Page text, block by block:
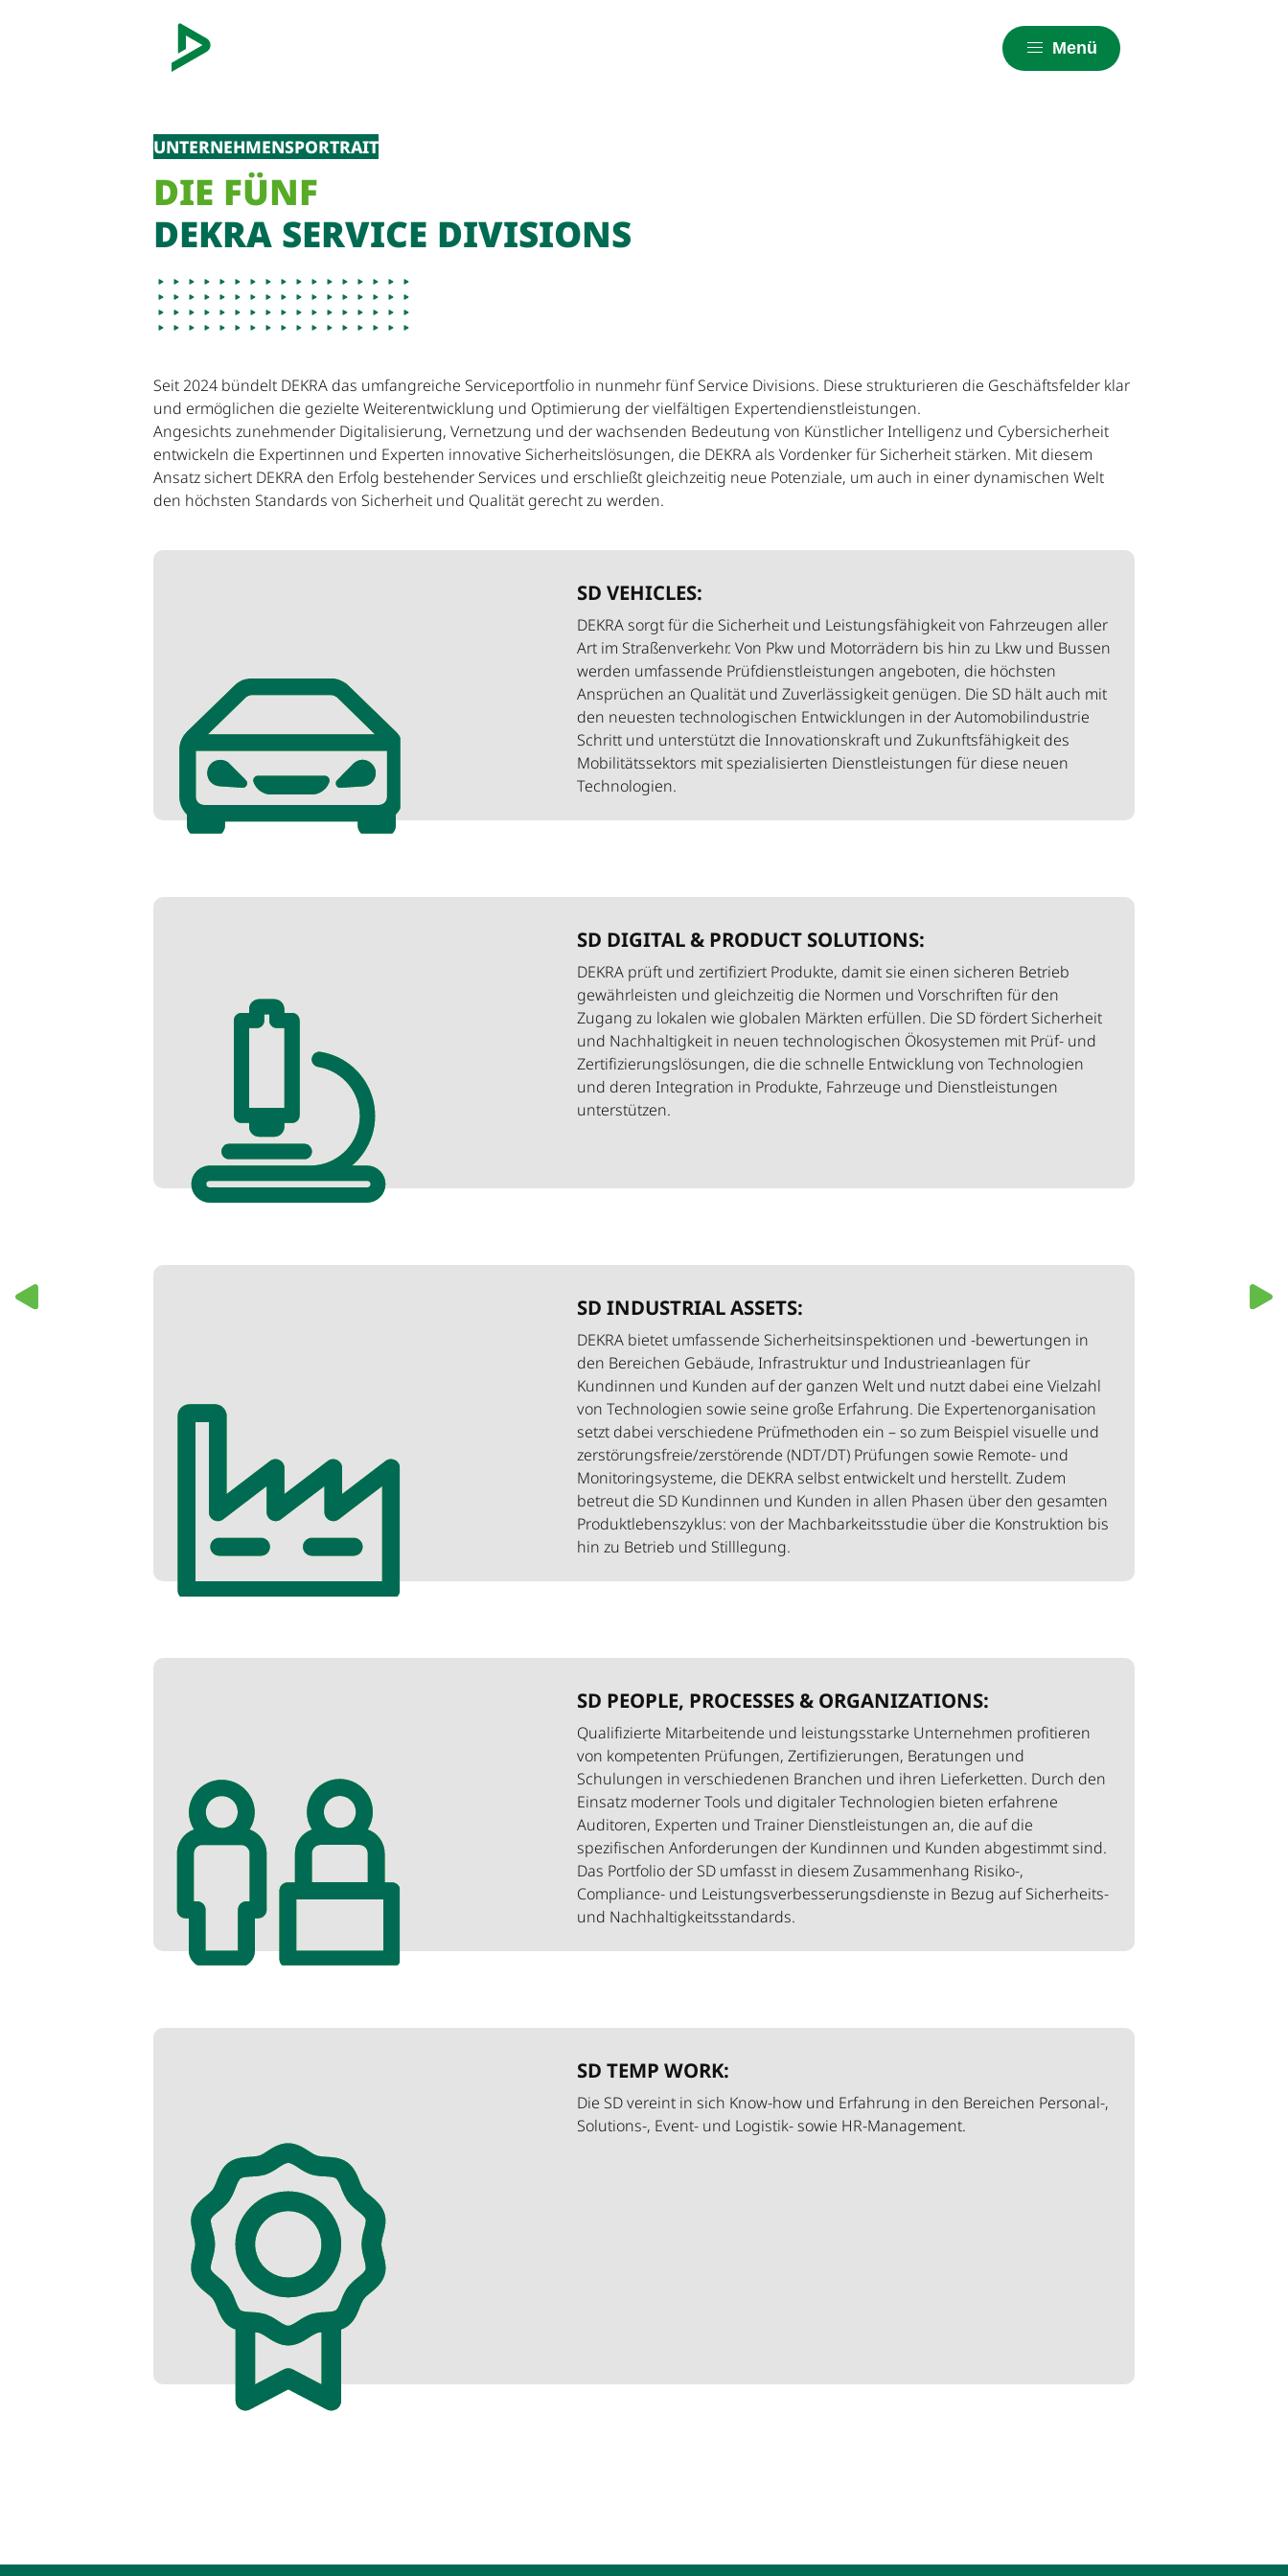
Menü
UNTERNEHMENSPORTRAIT
DIE FÜNF
DEKRA SERVICE DIVISIONS
Seit 2024 bündelt DEKRA das umfangreiche Serviceportfolio in nunmehr fünf Service Divisions. Diese strukturieren die Geschäftsfelder klar
und ermöglichen die gezielte Weiterentwicklung und Optimierung der vielfältigen Expertendienstleistungen.
Angesichts zunehmender Digitalisierung, Vernetzung und der wachsenden Bedeutung von Künstlicher Intelligenz und Cybersicherheit
entwickeln die Expertinnen und Experten innovative Sicherheitslösungen, die DEKRA als Vordenker für Sicherheit stärken. Mit diesem
Ansatz sichert DEKRA den Erfolg bestehender Services und erschließt gleichzeitig neue Potenziale, um auch in einer dynamischen Welt
den höchsten Standards von Sicherheit und Qualität gerecht zu werden.
SD VEHICLES:
DEKRA sorgt für die Sicherheit und Leistungsfähigkeit von Fahrzeugen aller
Art im Straßenverkehr. Von Pkw und Motorrädern bis hin zu Lkw und Bussen
werden umfassende Prüfdienstleistungen angeboten, die höchsten
Ansprüchen an Qualität und Zuverlässigkeit genügen. Die SD hält auch mit
den neuesten technologischen Entwicklungen in der Automobilindustrie
Schritt und unterstützt die Innovationskraft und Zukunftsfähigkeit des
Mobilitätssektors mit spezialisierten Dienstleistungen für diese neuen
Technologien.
SD DIGITAL & PRODUCT SOLUTIONS:
DEKRA prüft und zertifiziert Produkte, damit sie einen sicheren Betrieb
gewährleisten und gleichzeitig die Normen und Vorschriften für den
Zugang zu lokalen wie globalen Märkten erfüllen. Die SD fördert Sicherheit
und Nachhaltigkeit in neuen technologischen Ökosystemen mit Prüf- und
Zertifizierungslösungen, die die schnelle Entwicklung von Technologien
und deren Integration in Produkte, Fahrzeuge und Dienstleistungen
unterstützen.
SD INDUSTRIAL ASSETS:
DEKRA bietet umfassende Sicherheitsinspektionen und -bewertungen in
den Bereichen Gebäude, Infrastruktur und Industrieanlagen für
Kundinnen und Kunden auf der ganzen Welt und nutzt dabei eine Vielzahl
von Technologien sowie seine große Erfahrung. Die Expertenorganisation
setzt dabei verschiedene Prüfmethoden ein – so zum Beispiel visuelle und
zerstörungsfreie/zerstörende (NDT/DT) Prüfungen sowie Remote- und
Monitoringsysteme, die DEKRA selbst entwickelt und herstellt. Zudem
betreut die SD Kundinnen und Kunden in allen Phasen über den gesamten
Produktlebenszyklus: von der Machbarkeitsstudie über die Konstruktion bis
hin zu Betrieb und Stilllegung.
SD PEOPLE, PROCESSES & ORGANIZATIONS:
Qualifizierte Mitarbeitende und leistungsstarke Unternehmen profitieren
von kompetenten Prüfungen, Zertifizierungen, Beratungen und
Schulungen in verschiedenen Branchen und ihren Lieferketten. Durch den
Einsatz moderner Tools und digitaler Technologien bieten erfahrene
Auditoren, Experten und Trainer Dienstleistungen an, die auf die
spezifischen Anforderungen der Kundinnen und Kunden abgestimmt sind.
Das Portfolio der SD umfasst in diesem Zusammenhang Risiko-,
Compliance- und Leistungsverbesserungsdienste in Bezug auf Sicherheits-
und Nachhaltigkeitsstandards.
SD TEMP WORK:
Die SD vereint in sich Know-how und Erfahrung in den Bereichen Personal-,
Solutions-, Event- und Logistik- sowie HR-Management.